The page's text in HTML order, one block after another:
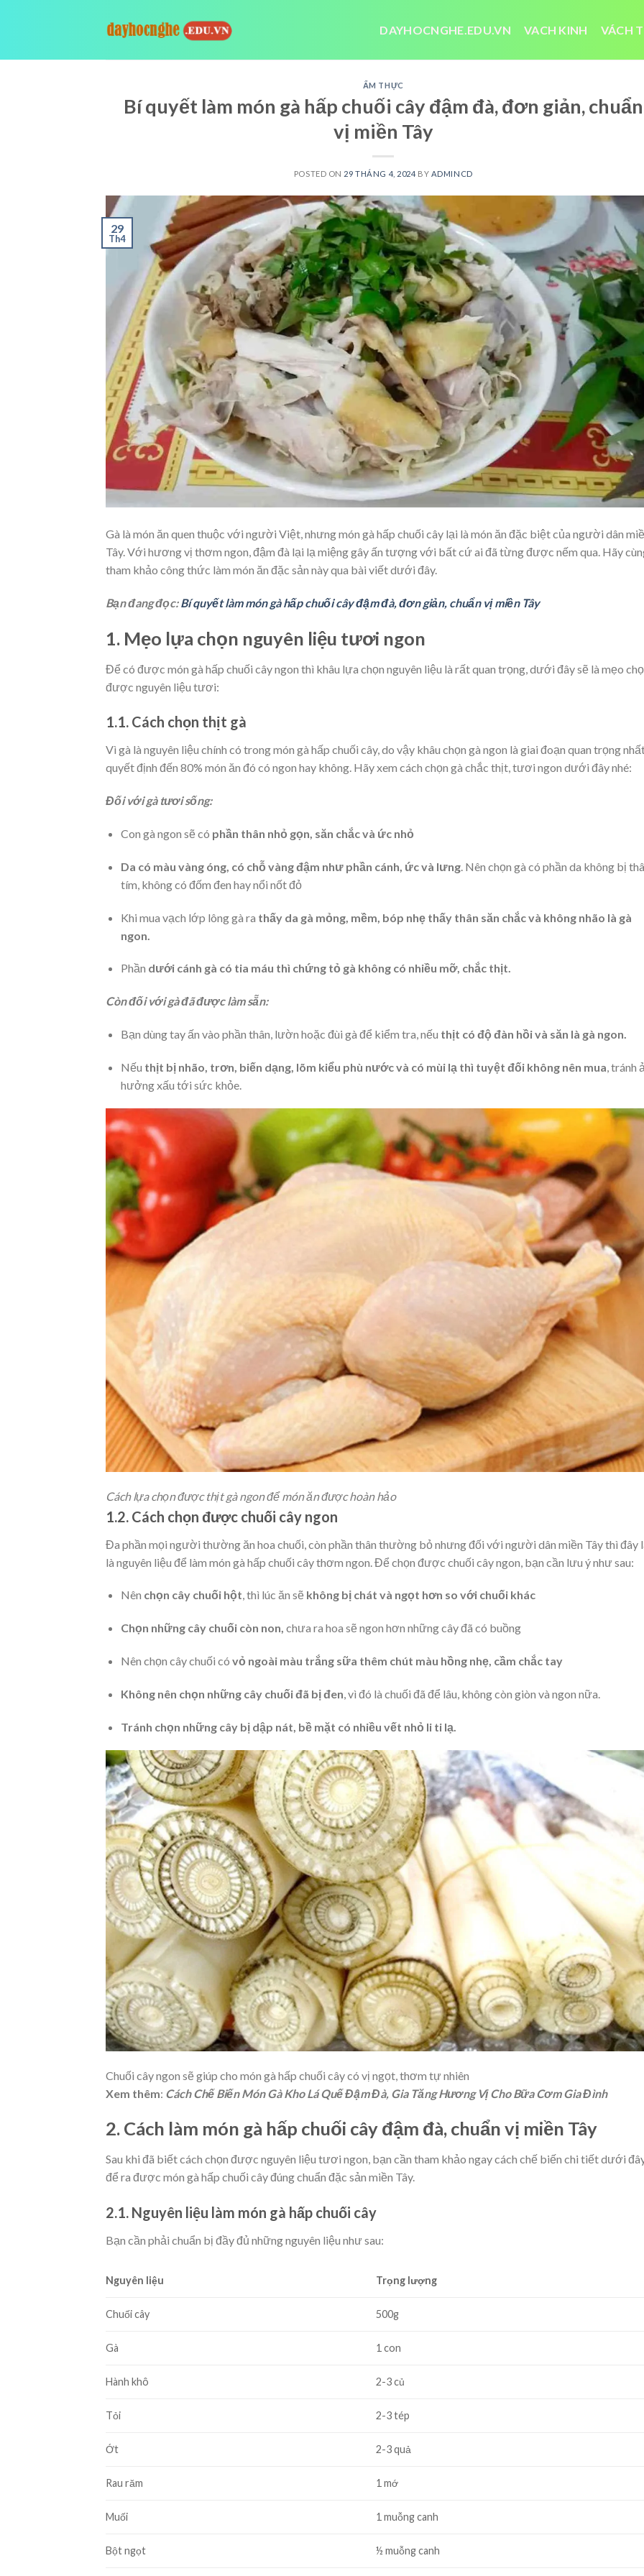
DAYHOCNGHE.EDU.VN VACH KINH VÁCH
ẨM THỰC
Bí quyết làm món gà hấp chuối cây đậm đà, đơn giản, chuẩn
vị miền Tây
POSTED ON 29 THÁNG 4, 2024 BY ADMINCD
29
Th4
Gà là món ăn quen thuộc với người Việt, nhưng món gà hấp chuối cây lại là món ăn đặc biệt của người dân
Tây. Với hương vị thơm ngon, đậm đà lại lạ miệng gây ấn tượng với bất cứ ai đã từng được nếm qua. Hãy
tham khảo công thức làm món ăn đặc sản này qua bài viết dưới đây.
Bạn đang đọc:Bí quyết làm món gà hấp chuối cây đậm đà, đơn giản, chuẩn vị miền Tây
1. Mẹo lựa chọn nguyên liệu tươi ngon
Để có được món gà hấp chuối cây ngon thì khâu lựa chọn nguyên liệu là rất quan trọng, dưới đây sẽ là mẹo
được nguyên liệu tươi:
1.1. Cách chọn thịt gà
Vì gà là nguyên liệu chính có trong món gà hấp chuối cây, do vậy khâu chọn gà ngon là giai đoạn quan trọng
quyết định đến 80% món ăn đó có ngon hay không. Hãy xem cách chọn gà chắc thịt, tươi ngon dưới đây nhé:
Đối với gà tươi sống:
Con gà ngon sẽ có phần thân nhỏ gọn, săn chắc và ức nhỏ
Da có màu vàng óng, có chỗ vàng đậm như phần cánh, ức và lưng. Nên chọn gà có phần da không bị
tím, không có đốm đen hay nổi nốt đỏ
Khi mua vạch lớp lông gà ra thấy da gà mỏng, mềm, bóp nhẹ thấy thân săn chắc và không nhão là gà
ngon.
Phần dưới cánh gà có tia máu thì chứng tỏ gà không có nhiều mỡ, chắc thịt.
Còn đối với gà đã được làm sẵn:
Bạn dùng tay ấn vào phần thân, lườn hoặc đùi gà để kiểm tra, nếu thịt có độ đàn hồi và săn là gà ngon.
Nếu thịt bị nhão, trơn, biến dạng, lõm kiểu phù nước và có mùi lạ thì tuyệt đối không nên mua , tránh
hưởng xấu tới sức khỏe.
Cách lựa chọn được thịt gà ngon để món ăn được hoàn hảo
1.2. Cách chọn được chuối cây ngon
Đa phần mọi người thường ăn hoa chuối, còn phần thân thường bỏ nhưng đối với người dân miền Tây thì đây
là nguyên liệu để làm món gà hấp chuối cây thơm ngon. Để chọn được chuối cây ngon, bạn cần lưu ý như sau:
Nên chọn cây chuối hột, thì lúc ăn sẽ không bị chát và ngọt hơn so với chuối khác
Chọn những cây chuối còn non, chưa ra hoa sẽ ngon hơn những cây đã có buồng
Nên chọn cây chuối có vỏ ngoài màu trắng sữa thêm chút màu hồng nhẹ, cầm chắc tay
Không nên chọn những cây chuối đã bị đen, vì đó là chuối đã để lâu, không còn giòn và ngon nữa.
Tránh chọn những cây bị dập nát, bề mặt có nhiều vết nhỏ li ti lạ.
Chuối cây ngon sẽ giúp cho món gà hấp chuối cây có vị ngọt, thơm tự nhiên
Xem thêm: Cách Chế Biến Món Gà Kho Lá Quế Đậm Đà, Gia Tăng Hương Vị Cho Bữa Cơm Gia Đình
2. Cách làm món gà hấp chuối cây đậm đà, chuẩn vị miền Tây
Sau khi đã biết cách chọn được nguyên liệu tươi ngon, bạn cần tham khảo ngay cách chế biến chi tiết dưới
để ra được món gà hấp chuối cây đúng chuẩn đặc sản miền Tây.
2.1. Nguyên liệu làm món gà hấp chuối cây
Bạn cần phải chuẩn bị đầy đủ những nguyên liệu như sau:
Nguyên liệu Trọng lượng
Chuối cây 500g
Gà 1 con
Hành khô 2-3 củ
Tỏi 2-3 tép
Ớt 2-3 quả
Rau răm 1 mớ
Muối 1 muỗng canh
Bột ngọt ½ muỗng canh